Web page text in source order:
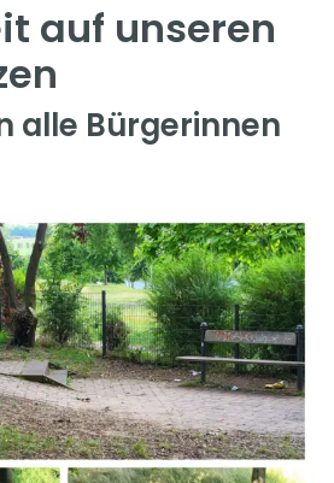
auf unseren
alle Bürgerinnen